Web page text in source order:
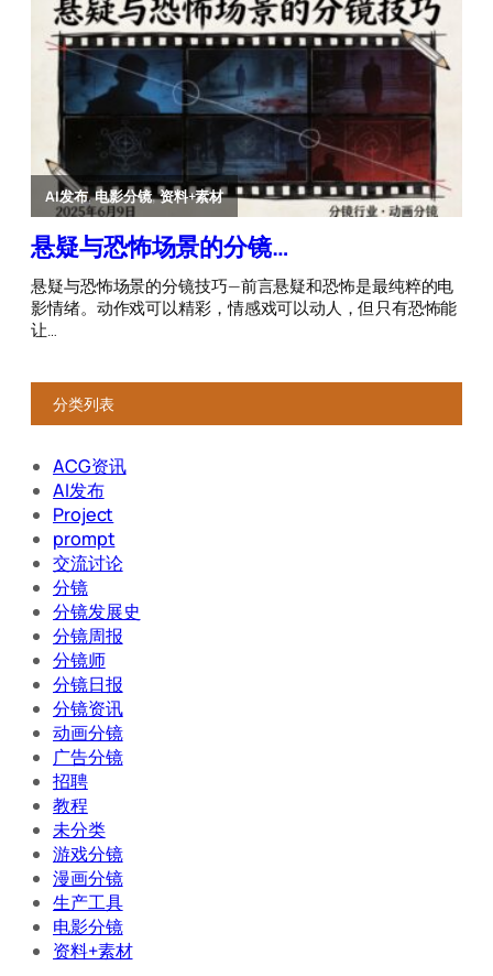
分类列表
ACG资讯
AI发布
Project
prompt
交流讨论
分镜
分镜发展史
分镜周报
分镜师
分镜日报
分镜资讯
动画分镜
广告分镜
招聘
教程
未分类
游戏分镜
漫画分镜
生产工具
电影分镜
资料+素材